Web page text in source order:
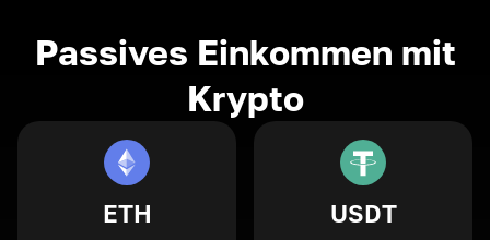
Passives Einkommen mit
Krypto
ETH USDT